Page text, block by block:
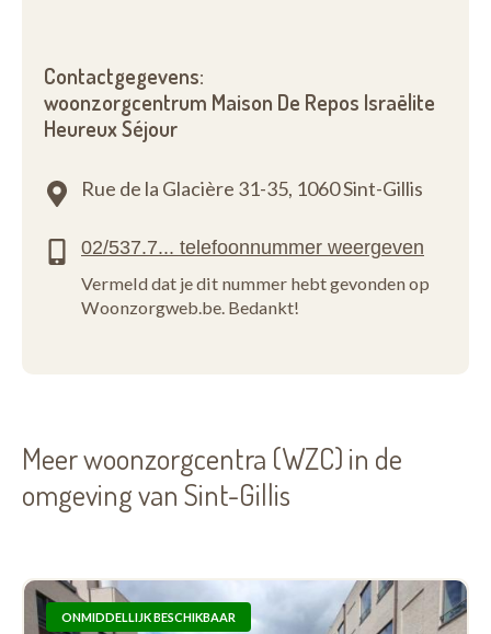
Contactgegevens:
woonzorgcentrum Maison De Repos Israëlite
Heureux Séjour
Rue de la Glacière 31-35, 1060 Sint-Gillis
Vermeld dat je dit nummer hebt gevonden op
Woonzorgweb.be. Bedankt!
Meer woonzorgcentra (WZC) in de
omgeving van Sint-Gillis
ONMIDDELLIJK BESCHIKBAAR